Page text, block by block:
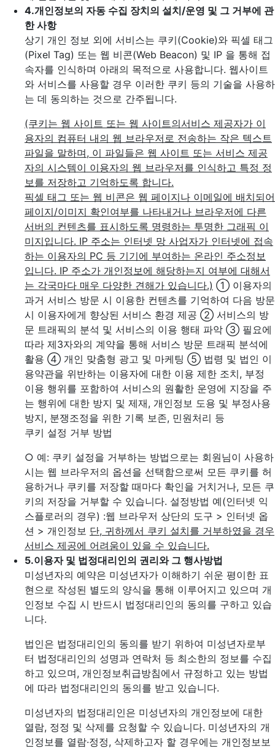
4.개인정보의 자동 수집 장치의 설치/운영 및 그 거부에 관
한 사항
상기 개인 정보 외에 서비스는 쿠키(Cookie)와 픽셀 태그
(Pixel Tag) 또는 웹 비콘(Web Beacon) 및 IP 을 통해 접
속자를 인식하며 아래의 목적으로 사용합니다. 웹사이트
와 서비스를 사용할 경우 이러한 쿠키 등의 기술을 사용하
는 데 동의하는 것으로 간주됩니다.
(쿠키는 웹 사이트 또는 웹 사이트의서비스 제공자가 이
용자의 컴퓨터 내의 웹 브라우저로 전송하는 작은 텍스트
파일을 말하며, 이 파일들은 웹 사이트 또는 서비스 제공
자의 시스템이 이용자의 웹 브라우저를 인식하고 특정 정
보를 저장하고 기억하도록 합니다.
픽셀 태그 또는 웹 비콘은 웹 페이지나 이메일에 배치되어
페이지/이미지 확인여부를 나타내거나 브라우저에 다른
서버의 컨텐츠를 표시하도록 명령하는 투명한 그래픽 이
미지입니다. IP 주소는 인터넷 망 사업자가 인터넷에 접속
하는 이용자의 PC 등 기기에 부여하는 온라인 주소정보
입니다. IP 주소가 개인정보에 해당하는지 여부에 대해서
는 각국마다 매우 다양한 견해가 있습니다.) ① 이용자의
과거 서비스 방문 시 이용한 컨텐츠를 기억하여 다음 방문
시 이용자에게 향상된 서비스 환경 제공 ② 서비스의 방
문 트래픽의 분석 및 서비스의 이용 행태 파악 ③ 필요에
따라 제3자와의 계약을 통해 서비스 방문 트래픽 분석에
활용 ④ 개인 맞춤형 광고 및 마케팅 ⑤ 법령 및 법인 이
용약관을 위반하는 이용자에 대한 이용 제한 조치, 부정
이용 행위를 포함하여 서비스의 원활한 운영에 지장을 주
는 행위에 대한 방지 및 제재, 개인정보 도용 및 부정사용
방지, 분쟁조정을 위한 기록 보존, 민원처리 등
쿠키 설정 거부 방법
○ 예: 쿠키 설정을 거부하는 방법으로는 회원님이 사용하
시는 웹 브라우저의 옵션을 선택함으로써 모든 쿠키를 허
용하거나 쿠키를 저장할 때마다 확인을 거치거나, 모든 쿠
키의 저장을 거부할 수 있습니다. 설정방법 예(인터넷 익
스플로러의 경우) :웹 브라우저 상단의 도구 > 인터넷 옵
션 > 개인정보 단, 귀하께서 쿠키 설치를 거부하였을 경우
서비스 제공에 어려움이 있을 수 있습니다.
5.이용자 및 법정대리인의 권리와 그 행사방법
미성년자의 예약은 미성년자가 이해하기 쉬운 평이한 표
현으로 작성된 별도의 양식을 통해 이루어지고 있으며 개
인정보 수집 시 반드시 법정대리인의 동의를 구하고 있습
니다.
법인은 법정대리인의 동의를 받기 위하여 미성년자로부
터 법정대리인의 성명과 연락처 등 최소한의 정보를 수집
하고 있으며, 개인정보취급방침에서 규정하고 있는 방법
에 따라 법정대리인의 동의를 받고 있습니다.
미성년자의 법정대리인은 미성년자의 개인정보에 대한
열람, 정정 및 삭제를 요청할 수 있습니다. 미성년자의 개
인정보를 열람·정정, 삭제하고자 할 경우에는 개인정보보